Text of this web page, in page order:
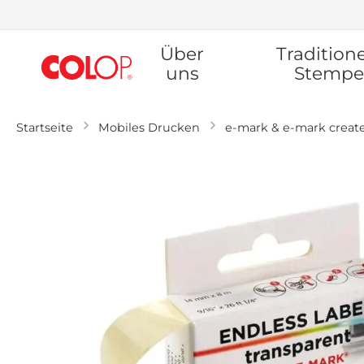
springen
Über
uns
Startseite Mobiles Drucken e-mark & e-mark